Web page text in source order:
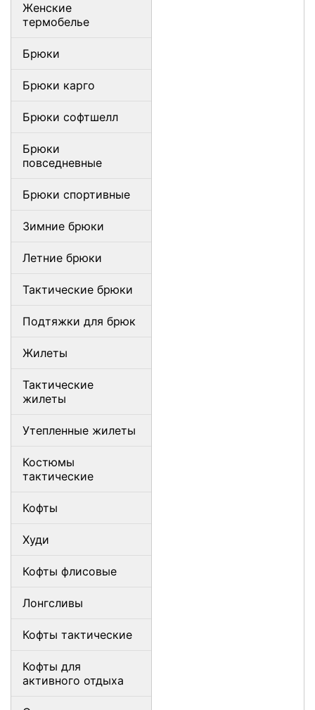
Женские
термобелье
Брюки
Брюки карго
Брюки софтшелл
Брюки
повседневные
Брюки спортивные
Зимние брюки
Летние брюки
Тактические брюки
Подтяжки для брюк
Жилеты
Тактические
жилеты
Утепленные жилеты
Костюмы
тактические
Кофты
Худи
Кофты флисовые
Лонгсливы
Кофты тактические
Кофты для
активного отдыха